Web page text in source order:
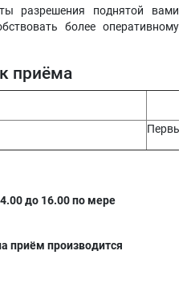
разрешения поднятой вами
более оперативному
приёма
Первый
до 16.00 по мере
приём производится